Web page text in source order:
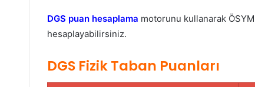
DGS puan hesaplama motorunu kullanarak ÖSYM
hesaplayabilirsiniz.
DGS Fizik Taban Puanları